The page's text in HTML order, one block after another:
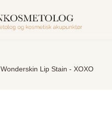
Wonderskin Lip Stain - XOXO